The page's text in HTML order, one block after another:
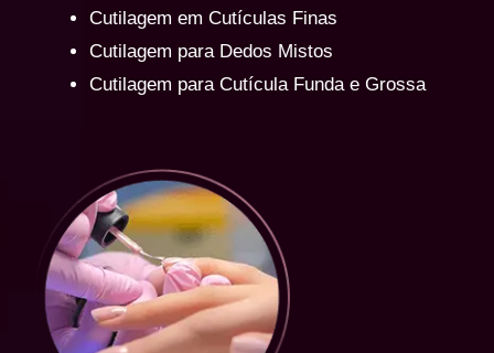
Cutilagem em Cutículas Finas
Cutilagem para Dedos Mistos
Cutilagem para Cutícula Funda e Grossa